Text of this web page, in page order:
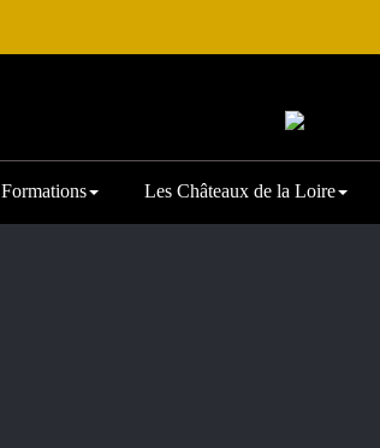
Formations Les Châteaux de la Loire